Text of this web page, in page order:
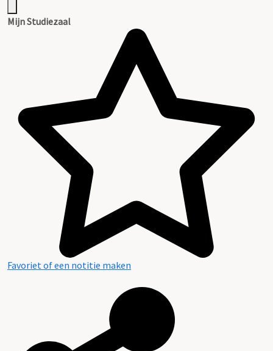
Mijn Studiezaal
Favoriet of een notitie maken